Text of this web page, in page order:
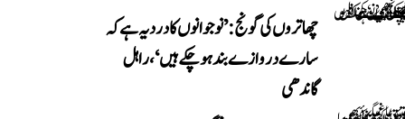
چھاتروں کی گونج: ’نوجوانوں کا درد یہ ہے کہ
سارے دروازے بند ہو چکے ہیں‘، راہل
گاندھی